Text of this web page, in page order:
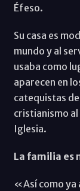
Éfeso.
Su casa es
mundo y al
usaba como
aparecen en
catequistas
cristianismo
Iglesia.
La familia es
«Así como ya